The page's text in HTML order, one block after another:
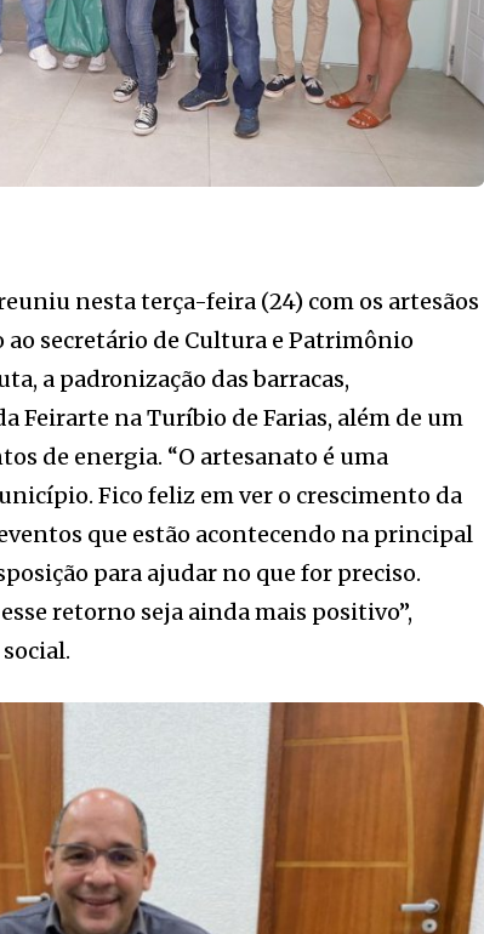
nesta terça-feira (24) com os artesãos
secretário de Cultura e Patrimônio
a padronização das barracas,
Feirarte na Turíbio de Farias, além de um
de energia. “O artesanato é uma
Fico feliz em ver o crescimento da
que estão acontecendo na principal
para ajudar no que for preciso.
retorno seja ainda mais positivo”,